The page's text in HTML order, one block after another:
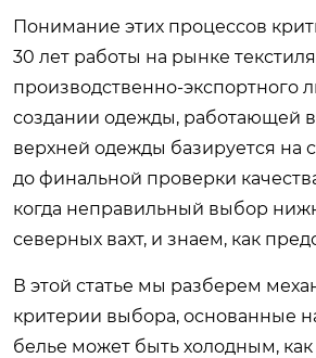
Понимание этих процессов
30 лет работы на рынке
производственно-экспортного
создании одежды, работающей
верхней одежды базируется на
до финальной проверки
когда неправильный выбор
северных вахт, и знаем, как
В этой статье мы разберем
критерии выбора, основанные
белье может быть холодным,